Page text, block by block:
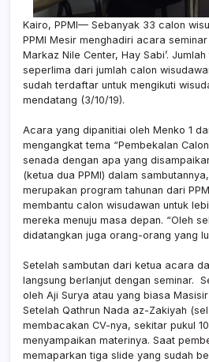
Kairo, PPMI— Sebanyak 33 calon
PPMI Mesir menghadiri acara
Markaz Nile Center, Hay Sabi’.
seperlima dari jumlah calon
sudah terdaftar untuk mengikuti
mendatang (3/10/19).
Acara yang dipanitiai oleh Menko 1
mengangkat tema “Pembekalan
senada dengan apa yang
(ketua dua PPMI) dalam
merupakan program tahunan dari
membantu calon wisudawan untuk
mereka menuju masa depan. “Oleh
didatangkan juga orang-orang yang
Setelah sambutan dari ketua acara
langsung berlanjut dengan seminar.
oleh Aji Surya atau yang biasa
Setelah Qathrun Nada az-Zakiyah
membacakan CV-nya, sekitar pukul
menyampaikan materinya. Saat
memaparkan tiga slide yang sudah